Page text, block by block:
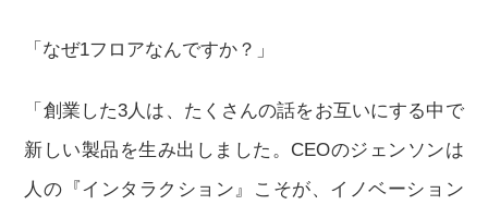
「なぜ1フロアなんですか？」
「創業した3人は、たくさんの話をお互いにする中で
新しい製品を生み出しました。CEOのジェンソンは
人の『インタラクション』こそが、イノベーション